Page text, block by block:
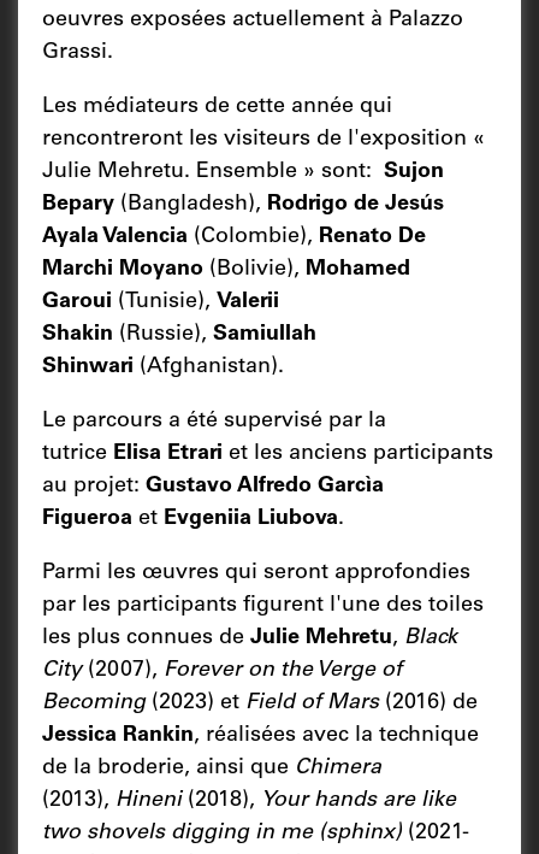
oeuvres exposées actuellement à Palazzo
Grassi.
Les médiateurs de cette année qui
rencontreront les visiteurs de l'exposition «
Julie Mehretu. Ensemble » sont: Sujon
Bepary (Bangladesh), Rodrigo de Jesús
Ayala Valencia (Colombie), Renato De
Marchi Moyano (Bolivie), Mohamed
Garoui (Tunisie), Valerii
Shakin (Russie), Samiullah
Shinwari (Afghanistan).
Le parcours a été supervisé par la
tutrice Elisa Etrari et les anciens participants
au projet: Gustavo Alfredo Garcìa
Figueroa et Evgeniia Liubova.
Parmi les œuvres qui seront approfondies
par les participants figurent l'une des toiles
les plus connues de Julie Mehretu, Black
City(2007), Forever on the Verge of
Becoming (2023) et Field of Mars (2016) de
Jessica Rankin, réalisées avec la technique
de la broderie, ainsi que Chimera
(2013), Hineni (2018), Your hands are like
two shovels digging in me (sphinx) (2021-